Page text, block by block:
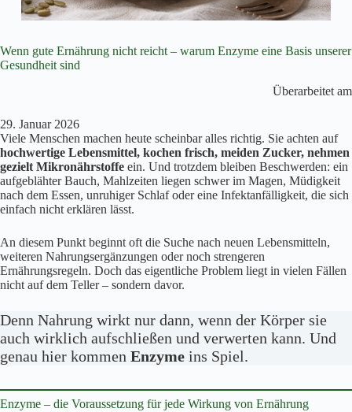
Wenn gute Ernährung nicht reicht – warum Enzyme eine Basis unserer
Gesundheit sind
Überarbeitet am
29. Januar 2026
Viele Menschen machen heute scheinbar alles richtig. Sie achten auf
hochwertige Lebensmittel, kochen frisch, meiden Zucker, nehmen
gezielt Mikronährstoffe ein. Und trotzdem bleiben Beschwerden: ein
aufgeblähter Bauch, Mahlzeiten liegen schwer im Magen, Müdigkeit
nach dem Essen, unruhiger Schlaf oder eine Infektanfälligkeit, die sich
einfach nicht erklären lässt.
An diesem Punkt beginnt oft die Suche nach neuen Lebensmitteln,
weiteren Nahrungsergänzungen oder noch strengeren
Ernährungsregeln. Doch das eigentliche Problem liegt in vielen Fällen
nicht auf dem Teller – sondern davor.
Denn Nahrung wirkt nur dann, wenn der Körper sie
auch wirklich aufschließen und verwerten kann. Und
genau hier kommen Enzyme ins Spiel.
Enzyme – die Voraussetzung für jede Wirkung von Ernährung